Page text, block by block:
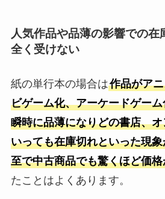
人気作品や品薄の影響での在
全く受けない
紙の単行本の場合は作品がア
ビゲーム化、アーケードゲー
瞬時に品薄になりどの書店、
いっても在庫切れといった現
至で中古商品でも驚くほど価
たことはよくあります。